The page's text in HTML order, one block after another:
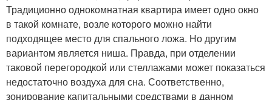
Традиционно однокомнатная квартира имеет одно окно
в такой комнате, возле которого можно найти
подходящее место для спального ложа. Но другим
вариантом является ниша. Правда, при отделении
таковой перегородкой или стеллажами может показаться
недостаточно воздуха для сна. Соответственно,
зонирование капитальными средствами в данном